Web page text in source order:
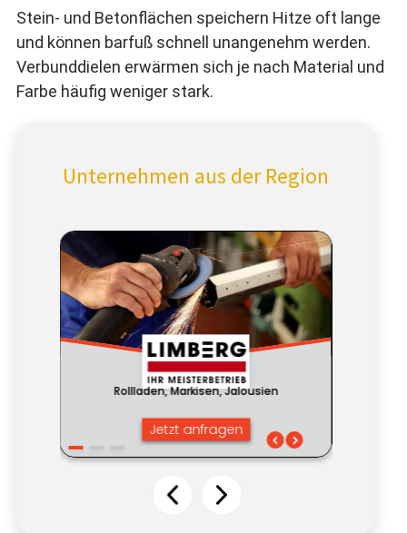
Stein- und Betonflächen speichern Hitze oft lange
und können barfuß schnell unangenehm werden.
Verbunddielen erwärmen sich je nach Material und
Farbe häufig weniger stark.
Unternehmen aus der Region